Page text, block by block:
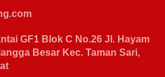
GF1 Blok C No.26 Jl. Hayam
Besar Kec. Taman Sari,